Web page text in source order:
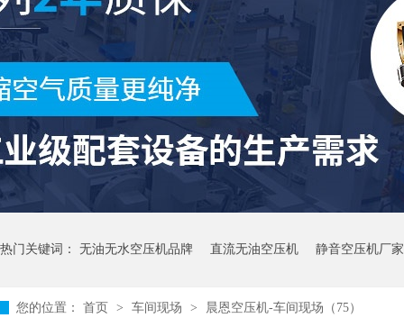
热门关键词： 无油无水空压机品牌 直流无油空压机 静音空压机厂家
您的位置： 首页 > 车间现场 > 晨恩空压机-车间现场（75）